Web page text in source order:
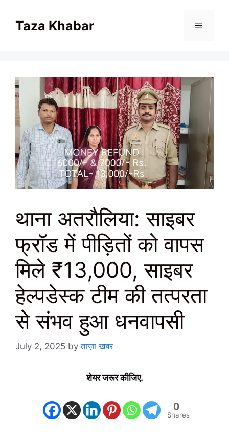
contentTaza Khabar
थाना अतरौलिया: साइबर
फ्रॉड में पीड़ितों को वापस
मिले ₹13,000, साइबर
हेल्पडेस्क टीम की तत्परता
से संभव हुआ धनवापसी
July 2, 2025 byताज़ा ख़बर
शेयर जरूर कीजिए.
0
Shares